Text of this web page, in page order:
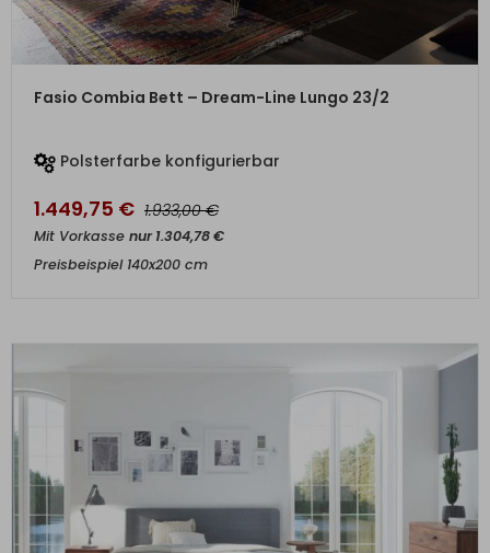
ZUM PRODUKT
Fasio Combia Bett – Dream-Line Lungo 23/2
Polsterfarbe konfigurierbar
1.449,75 € 1.933,00€
Mit Vorkasse nur1.304,78€
Preisbeispiel 140x200 cm